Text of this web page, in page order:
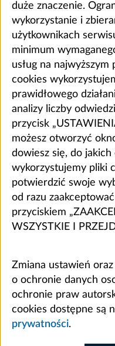
duże znaczenie.
wykorzystanie i
użytkownikach
minimum
usług na najwyższym
cookies
prawidłowego
analizy liczby
przycisk
możesz otworzyć
dowiesz się, do jakich
wykorzystujemy pliki
potwierdzić swoje
od razu
przyciskiem
WSZYSTKIE I
Zmiana ustawień
o ochronie danych
ochronie praw
cookies dostępne są
prywatności.